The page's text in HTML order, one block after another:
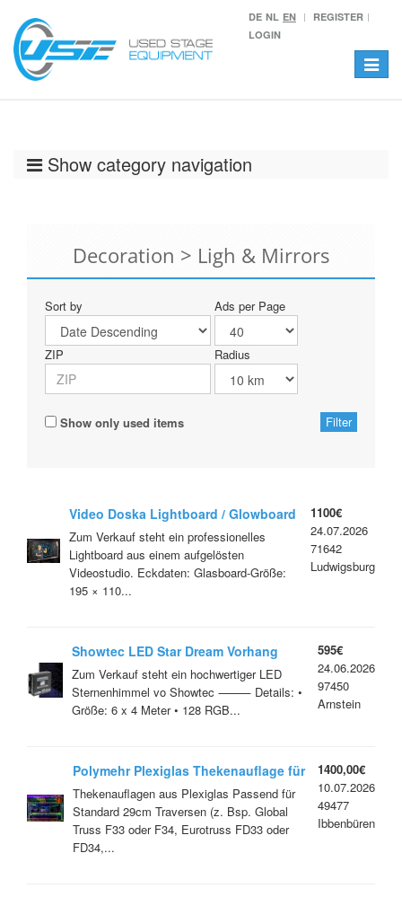
DE NL EN
REGISTER
LOGIN
Toggle
Show category navigation
Decoration > Ligh & Mirrors
Sort by Ads per Page
ZIP Radius
Show only used items
Video Doska Lightboard / Glowboard
195×110 cm – professionelles LED-
Schreibglas für Videoproduktion,
komplett mit Zubehör
Zum Verkauf steht ein professionelles
Lightboard aus einem aufgelösten
Videostudio. Eckdaten: Glasboard-Größe:
195 × 110...
1100€
24.07.2026
71642
Ludwigsburg
Showtec LED Star Dream Vorhang
6x4m RGB inkl. Controller
Zum Verkauf steht ein hochwertiger LED
Sternenhimmel vo Showtec ⸻ Details: •
Größe: 6 x 4 Meter • 128 RGB...
595€
24.06.2026
97450
Arnstein
Polymehr Plexiglas Thekenauflage für
29er Traverse F34, FD34, H34
Thekenelemente
Thekenauflagen aus Plexiglas Passend für
Standard 29cm Traversen (z. Bsp. Global
Truss F33 oder F34, Eurotruss FD33 oder
FD34,...
1400,00€
10.07.2026
49477
Ibbenbüren